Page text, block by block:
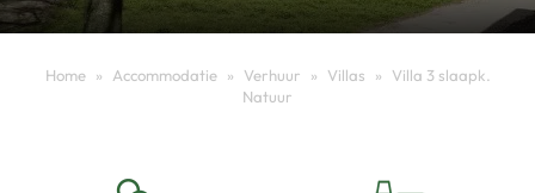
Home » Accommodatie » Verhuur » Villas »
Villa 3 slaapk.
Natuur